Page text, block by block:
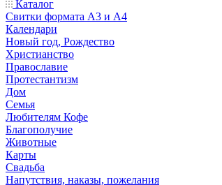
Каталог
Свитки формата А3 и А4
Календари
Новый год, Рождество
Христианство
Православие
Протестантизм
Дом
Семья
Любителям Кофе
Благополучие
Животные
Карты
Свадьба
Напутствия, наказы, пожелания